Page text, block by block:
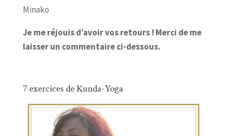
Minako
Je me réjouis d’avoir vos retours ! Merci de me
laisser un commentaire ci-dessous.
7 exercices de Kunda-Yoga